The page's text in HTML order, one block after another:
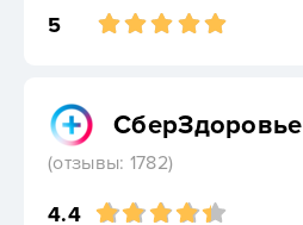
5
СберЗдоровье
(отзывы: 1782)
4.4